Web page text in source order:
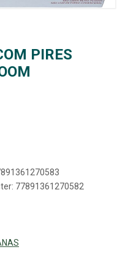
PIRES
77891361270582